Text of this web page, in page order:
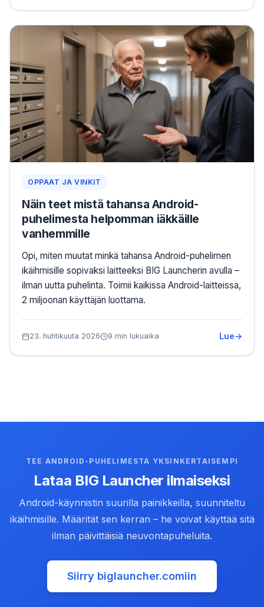
OPPAAT JA VINKIT
Näin teet mistä tahansa Android-
puhelimesta helpomman iäkkäille
vanhemmille
Opi, miten muutat minkä tahansa Android-puhelimen
ikäihmisille sopivaksi laitteeksi BIG Launcherin avulla –
ilman uutta puhelinta. Toimii kaikissa Android-laitteissa,
2 miljoonan käyttäjän luottama.
23. huhtikuuta 2026 9 min lukuaika Lue
TEE ANDROID-PUHELIMESTA YKSINKERTAISEMPI
Lataa BIG Launcher ilmaiseksi
Android-käynnistin suurilla painikkeilla, suunniteltu
ikäihmisille. Määrität sen kerran – he voivat käyttää sitä
ilman päivittäisiä neuvontapuheluita.
Siirry biglauncher.comiin
(opens in new tab)